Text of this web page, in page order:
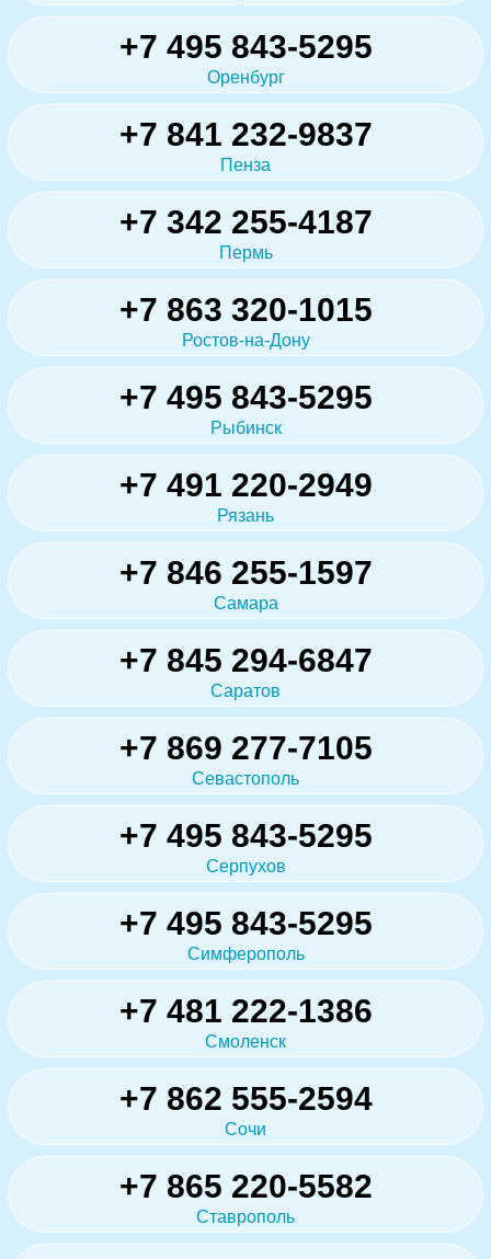
+7 495 843-5295
Оренбург
+7 841 232-9837
Пенза
+7 342 255-4187
Пермь
+7 863 320-1015
Ростов-на-Дону
+7 495 843-5295
Рыбинск
+7 491 220-2949
Рязань
+7 846 255-1597
Самара
+7 845 294-6847
Саратов
+7 869 277-7105
Севастополь
+7 495 843-5295
Серпухов
+7 495 843-5295
Симферополь
+7 481 222-1386
Смоленск
+7 862 555-2594
Сочи
+7 865 220-5582
Ставрополь